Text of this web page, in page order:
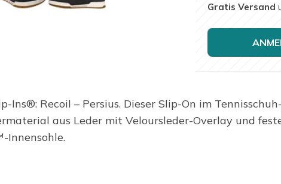
Gratis Versand
Recoil – Persius. Dieser Slip-On im
aus Leder mit Veloursleder-Overlay und
Innensohle.